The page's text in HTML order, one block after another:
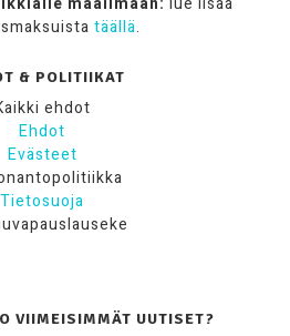
täällä.
& POLITIIKAT
ehdot
Ehdot
Evästeet
Tietosuoja
VIIMEISIMMÄT UUTISET?